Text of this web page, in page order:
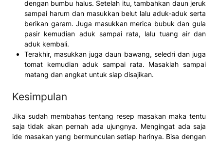
dengan bumbu halus. Setelah itu, tambahkan daun jeruk
sampai harum dan masukkan belut lalu aduk-aduk serta
berikan garam. Juga masukkan merica bubuk dan gula
pasir kemudian aduk sampai rata, lalu tuang air dan
aduk kembali.
Terakhir, masukkan juga daun bawang, seledri dan juga
tomat kemudian aduk sampai rata. Masaklah sampai
matang dan angkat untuk siap disajikan.
Kesimpulan
Jika sudah membahas tentang resep masakan maka tentu
saja tidak akan pernah ada ujungnya. Mengingat ada saja
ide masakan yang bermunculan setiap harinya. Bisa dengan